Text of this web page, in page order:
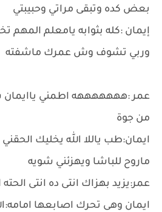
بعض كده وتبقى مراتي وحبيبتي
إيمان :كله بثوابه يامعلم المهم
وربي تشوف وش عمرك ماشفته
عمر :هههههههه اطمني
من جوة
ايمان:طب ياللا الله يخليك
ماروح للباشا ويهزئني شويه
عمر:يزيد بهزاك انتى ده انتى الحته
ايمان وهى تحرك اصابعها